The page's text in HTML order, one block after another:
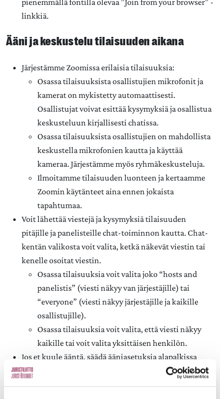
pienemmällä fontilla olevaa ”Join from your browser” -
linkkiä.
Ääni ja keskustelu tilaisuuden aikana
Järjestämme Zoomissa erilaisia tilaisuuksia:
Osassa tilaisuuksista osallistujien mikrofonit ja
kamerat on mykistetty automaattisesti.
Osallistujat voivat esittää kysymyksiä ja osallistua
keskusteluun kirjallisesti chatissa.
Osassa tilaisuuksista osallistujien on mahdollista
keskustella mikrofonien kautta ja käyttää
kameraa. Järjestämme myös ryhmäkeskusteluja.
Ilmoitamme tilaisuuden luonteen ja kertaamme
Zoomin käytänteet aina ennen jokaista
tapahtumaa.
Voit lähettää viestejä ja kysymyksiä tilaisuuden
pitäjille ja panelisteille chat-toiminnon kautta. Chat-
kentän valikosta voit valita, ketkä näkevät viestin tai
kenelle osoitat viestin.
Osassa tilaisuuksia voit valita joko “hosts and
panelistis” (viesti näkyy van järjestäjille) tai
“everyone” (viesti näkyy järjestäjille ja kaikille
osallistujille).
Osassa tilaisuuksia voit valita, että viesti näkyy
kaikille tai voit valita yksittäisen henkilön.
Jos et kuule ääntä, säädä ääniasetuksia alapalkissa
olevan mikrofonikuvakkeen kautta. Tarkista, että
valittuna ovat mikrofoni ja kaiutin (speaker).